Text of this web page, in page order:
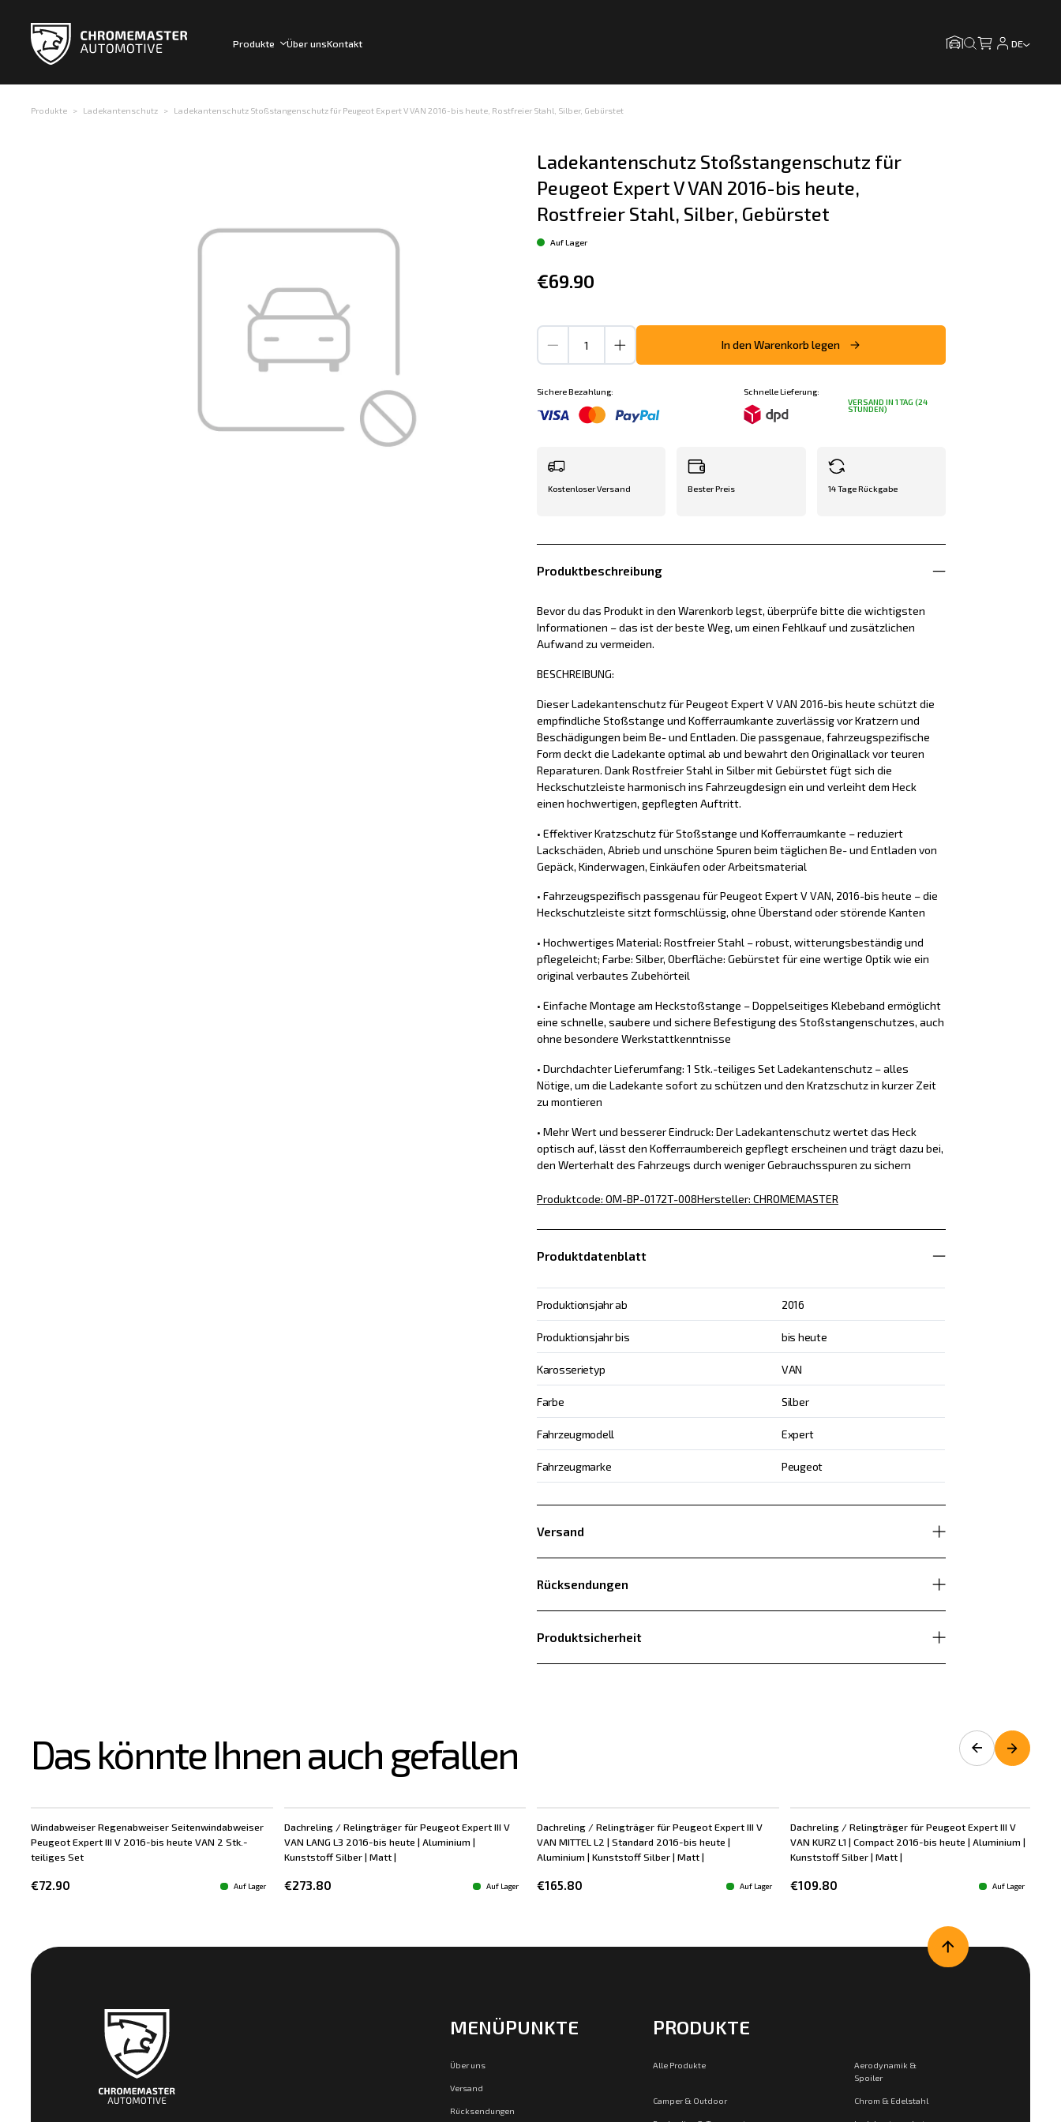
Produkte Über unsKontakt DE
Produkte Ladekantenschutz Ladekantenschutz Stoßstangenschutz für Peugeot Expert V VAN 2016-bis heute, Rostfreier Stahl, Silber, Gebürstet
Ladekantenschutz Stoßstangenschutz für
Peugeot Expert V VAN 2016-bis heute,
Rostfreier Stahl, Silber, Gebürstet
Auf Lager
€69.90
In den Warenkorb legen
Sichere Bezahlung:
Schnelle Lieferung:
VERSAND IN 1 TAG (24
STUNDEN)
Kostenloser Versand Bester Preis 14 Tage Rückgabe
Produktbeschreibung
Bevor du das Produkt in den Warenkorb legst, überprüfe bitte die wichtigsten
Informationen – das ist der beste Weg, um einen Fehlkauf und zusätzlichen
Aufwand zu vermeiden.
BESCHREIBUNG:
Dieser Ladekantenschutz für Peugeot Expert V VAN 2016-bis heute schützt die
empfindliche Stoßstange und Kofferraumkante zuverlässig vor Kratzern und
Beschädigungen beim Be- und Entladen. Die passgenaue, fahrzeugspezifische
Form deckt die Ladekante optimal ab und bewahrt den Originallack vor teuren
Reparaturen. Dank Rostfreier Stahl in Silber mit Gebürstet fügt sich die
Heckschutzleiste harmonisch ins Fahrzeugdesign ein und verleiht dem Heck
einen hochwertigen, gepflegten Auftritt.
• Effektiver Kratzschutz für Stoßstange und Kofferraumkante – reduziert
Lackschäden, Abrieb und unschöne Spuren beim täglichen Be- und Entladen von
Gepäck, Kinderwagen, Einkäufen oder Arbeitsmaterial
• Fahrzeugspezifisch passgenau für Peugeot Expert V VAN, 2016-bis heute – die
Heckschutzleiste sitzt formschlüssig, ohne Überstand oder störende Kanten
• Hochwertiges Material: Rostfreier Stahl – robust, witterungsbeständig und
pflegeleicht; Farbe: Silber, Oberfläche: Gebürstet für eine wertige Optik wie ein
original verbautes Zubehörteil
• Einfache Montage am Heckstoßstange – Doppelseitiges Klebeband ermöglicht
eine schnelle, saubere und sichere Befestigung des Stoßstangenschutzes, auch
ohne besondere Werkstattkenntnisse
• Durchdachter Lieferumfang: 1 Stk.-teiliges Set Ladekantenschutz – alles
Nötige, um die Ladekante sofort zu schützen und den Kratzschutz in kurzer Zeit
zu montieren
• Mehr Wert und besserer Eindruck: Der Ladekantenschutz wertet das Heck
optisch auf, lässt den Kofferraumbereich gepflegt erscheinen und trägt dazu bei,
den Werterhalt des Fahrzeugs durch weniger Gebrauchsspuren zu sichern
Produktcode: OM-BP-0172T-008Hersteller: CHROMEMASTER
Produktdatenblatt
Produktionsjahr ab 2016
Produktionsjahr bis bis heute
Karosserietyp VAN
Farbe Silber
Fahrzeugmodell Expert
Fahrzeugmarke Peugeot
Versand
Rücksendungen
Produktsicherheit
Das könnte Ihnen auch gefallen
Windabweiser Regenabweiser Seitenwindabweiser
Peugeot Expert III V 2016-bis heute VAN 2 Stk.-
teiliges Set
€72.90 Auf Lager
Dachreling / Relingträger für Peugeot Expert III V
VAN LANG L3 2016-bis heute | Aluminium |
Kunststoff Silber | Matt |
€273.80 Auf Lager
Dachreling / Relingträger für Peugeot Expert III V
VAN MITTEL L2 | Standard 2016-bis heute |
Aluminium | Kunststoff Silber | Matt |
€165.80 Auf Lager
Dachreling / Relingträger für Peugeot Expert III V
VAN KURZ L1 | Compact 2016-bis heute | Aluminium |
Kunststoff Silber | Matt |
€109.80 Auf Lager
MENÜPUNKTE
Über uns
Versand
Rücksendungen
PRODUKTE
Alle Produkte
Aerodynamik &
Spoiler
Camper & Outdoor Chrom & Edelstahl